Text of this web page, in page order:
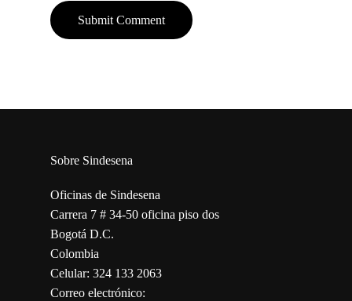
Sobre Sindesena
Oficinas de Sindesena
Carrera 7 # 34-50 oficina piso dos
Bogotá D.C.
Colombia
Celular: 324 133 2063
Correo electrónico: